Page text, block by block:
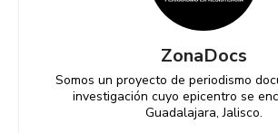
ZonaDocs
Somos un proyecto de periodismo
investigación cuyo epicentro se
Guadalajara, Jalisco.